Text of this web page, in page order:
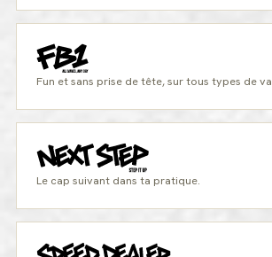
Fun et sans prise de tête, sur tous types de
Le cap suivant dans ta pratique.